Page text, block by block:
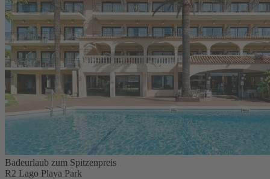
Badeurlaub zum Spitzenpreis
R2 Lago Playa Park